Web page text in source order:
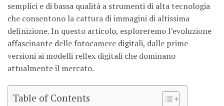
semplici e di bassa qualità a strumenti di alta tecnologia
che consentono la cattura di immagini di altissima
definizione. In questo articolo, esploreremo l’evoluzione
affascinante delle fotocamere digitali, dalle prime
versioni ai modelli reflex digitali che dominano
attualmente il mercato.
Table of Contents